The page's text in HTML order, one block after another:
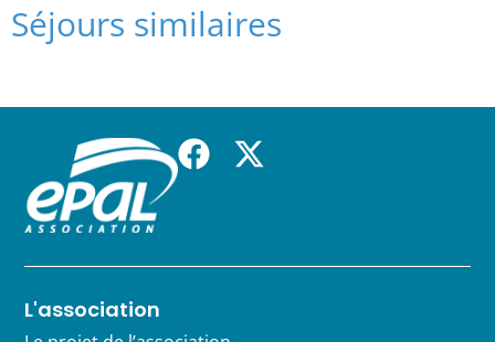
Séjours similaires
L'association